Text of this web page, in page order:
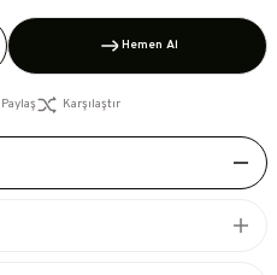
Hemen Al
Paylaş Karşılaştır